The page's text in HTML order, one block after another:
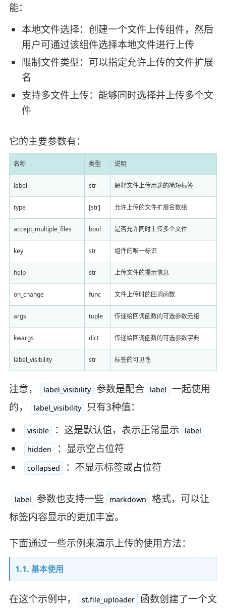
能：
本地文件选择：创建一个文件上传组件，然后
用户可通过该组件选择本地文件进行上传
限制文件类型：可以指定允许上传的文件扩展
名
支持多文件上传：能够同时选择并上传多个文
件
它的主要参数有：
名称 类型 说明
label str 解释文件上传用途的简短标签
type [str] 允许上传的文件扩展名数组
accept_multiple_files bool 是否允许同时上传多个文件
key str 组件的唯一标识
help str 上传文件的提示信息
on_change func 文件上传时的回调函数
args tuple 传递给回调函数的可选参数元组
kwargs dict 传递给回调函数的可选参数字典
label_visibility str 标签的可见性
注意， label_visibility 参数是配合 label
一起使用
的，
label_visibility 只有3种值：
visible ：这是默认值，表示正常显示
label
hidden
：显示空占位符
collapsed ：不显示标签或占位符
label 参数也支持一些 markdown
格式，可以让
标签内容显示的更加丰富。
下面通过一些示例来演示上传的使用方法：
1.1. 基本使用
在这个示例中， st.file_uploader
函数创建了一个文